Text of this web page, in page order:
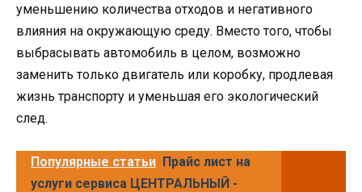
уменьшению количества отходов и негативного
влияния на окружающую среду. Вместо того, чтобы
выбрасывать автомобиль в целом, возможно
заменить только двигатель или коробку, продлевая
жизнь транспорту и уменьшая его экологический
след.
Популярные статьи Прайс лист на
услуги сервиса ЦЕНТРАЛЬНЫЙ -